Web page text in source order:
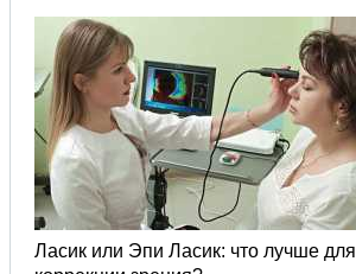
Ласик или Эпи Ласик: что лучше для